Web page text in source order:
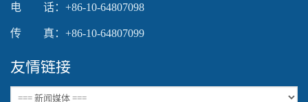
电 话：+86-10-64807098
传 真：+86-10-64807099
友情链接